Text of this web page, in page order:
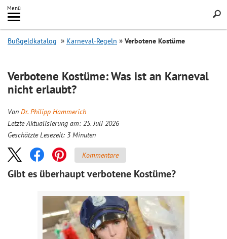
Inhalt
springen
Menü
Search
Bußgeldkatalog Karneval-Regeln Verbotene Kostüme
Verbotene Kostüme: Was ist an Karneval
nicht erlaubt?
Von Dr. Philipp Hammerich
Letzte Aktualisierung am: 25. Juli 2026
Geschätzte Lesezeit: 3 Minuten
Kommentare
Gibt es überhaupt verbotene Kostüme?